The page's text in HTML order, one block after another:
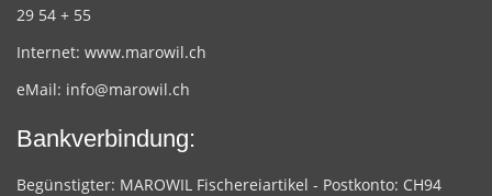
29 54 + 55
Internet: www.marowil.ch
eMail: info@marowil.ch
Bankverbindung:
Begünstigter: MAROWIL Fischereiartikel - Postkonto: CH94